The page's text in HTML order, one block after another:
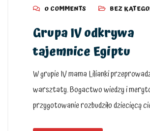
0 COMMENTS
BEZ
Grupa IV odkrywa
tajemnice Egiptu
W grupie IV mama Lilianki
warsztaty. Bogactwo wiedzy i
przygotowanie rozbudziło dziecięcą